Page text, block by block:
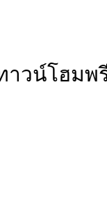
วน์โฮมพ